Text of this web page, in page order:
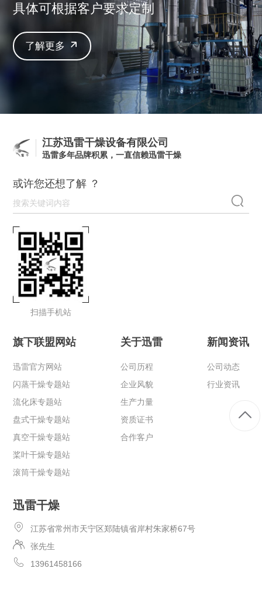
具体可根据客户要求定制
了解更多
江苏迅雷干燥设备有限公司
迅雷多年品牌积累，一直信赖迅雷干燥
或许您还想了解 ？
扫描手机站
旗下联盟网站
迅雷官方网站
闪蒸干燥专题站
流化床专题站
盘式干燥专题站
真空干燥专题站
桨叶干燥专题站
滚筒干燥专题站
关于迅雷
公司历程
企业风貌
生产力量
资质证书
合作客户
新闻资讯
公司动态
行业资讯
迅雷干燥
江苏省常州市天宁区郑陆镇省岸村朱家桥67号
张先生
13961458166